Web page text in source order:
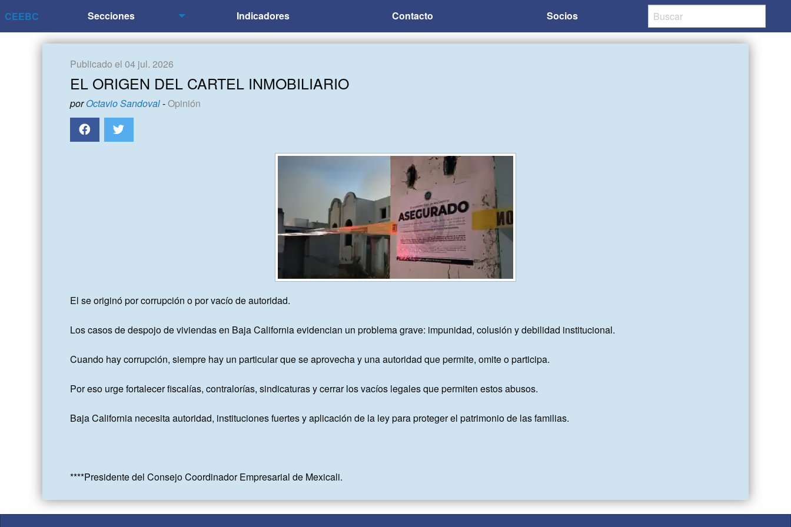
CEEBC Secciones Indicadores Contacto Socios
Publicado el 04 jul. 2026
EL ORIGEN DEL CARTEL INMOBILIARIO
porOctavio Sandoval-Opinión
El se originó por corrupción o por vacío de autoridad.
Los casos de despojo de viviendas en Baja California evidencian un problema grave: impunidad, colusión y debilidad institucional.
Cuando hay corrupción, siempre hay un particular que se aprovecha y una autoridad que permite, omite o participa.
Por eso urge fortalecer fiscalías, contralorías, sindicaturas y cerrar los vacíos legales que permiten estos abusos.
Baja California necesita autoridad, instituciones fuertes y aplicación de la ley para proteger el patrimonio de las familias.
****Presidente del Consejo Coordinador Empresarial de Mexicali.